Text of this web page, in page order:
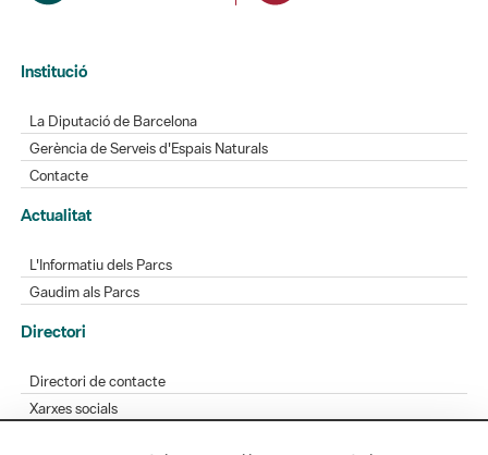
Institució
La Diputació de Barcelona
Gerència de Serveis d'Espais Naturals
Contacte
Actualitat
L'Informatiu dels Parcs
Gaudim als Parcs
Directori
Directori de contacte
Xarxes socials